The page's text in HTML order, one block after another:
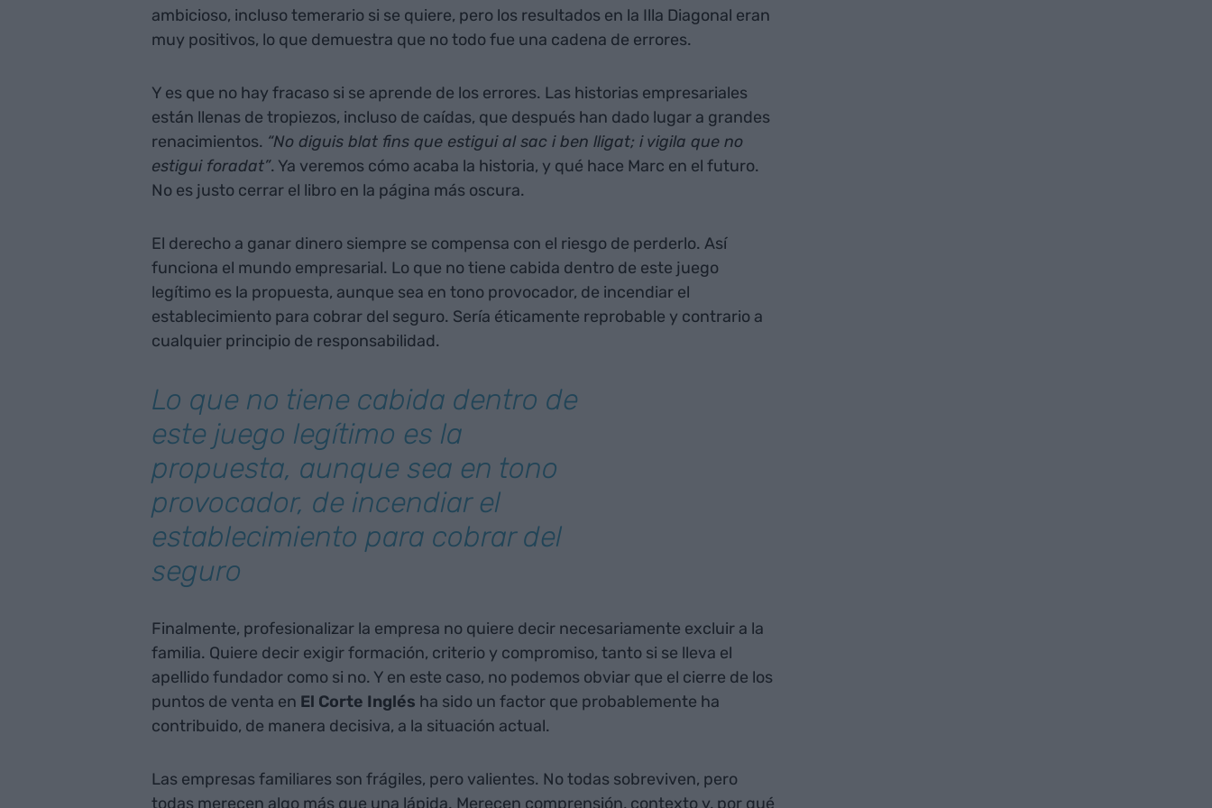
ambicioso, incluso temerario si se quiere, pero los resultados en la Illa Diagonal eran
muy positivos, lo que demuestra que no todo fue una cadena de errores.
Y es que no hay fracaso si se aprende de los errores. Las historias empresariales
están llenas de tropiezos, incluso de caídas, que después han dado lugar a grandes
renacimientos. “No diguis blat fins que estigui al sac i ben lligat; i vigila que no
estigui foradat”. Ya veremos cómo acaba la historia, y qué hace Marc en el futuro.
No es justo cerrar el libro en la página más oscura.
El derecho a ganar dinero siempre se compensa con el riesgo de perderlo. Así
funciona el mundo empresarial. Lo que no tiene cabida dentro de este juego
legítimo es la propuesta, aunque sea en tono provocador, de incendiar el
establecimiento para cobrar del seguro. Sería éticamente reprobable y contrario a
cualquier principio de responsabilidad.
Lo que no tiene cabida dentro de
este juego legítimo es la
propuesta, aunque sea en tono
provocador, de incendiar el
establecimiento para cobrar del
seguro
Finalmente, profesionalizar la empresa no quiere decir necesariamente excluir a la
familia. Quiere decir exigir formación, criterio y compromiso, tanto si se lleva el
apellido fundador como si no. Y en este caso, no podemos obviar que el cierre de los
puntos de venta en El Corte Inglés ha sido un factor que probablemente ha
contribuido, de manera decisiva, a la situación actual.
Las empresas familiares son frágiles, pero valientes. No todas sobreviven, pero
todas merecen algo más que una lápida. Merecen comprensión, contexto y, por qué